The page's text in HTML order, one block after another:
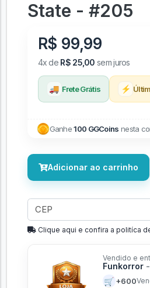
State - #205
R$ 99,99
4x de R$ 25,00 sem juros
🚚 Frete Grátis ⚡
Ganhe100 GGCoins nesta
Adicionar ao carrinho
Clique aqui e confira a politíca
Vendido e
Funkorror
🛒 +600